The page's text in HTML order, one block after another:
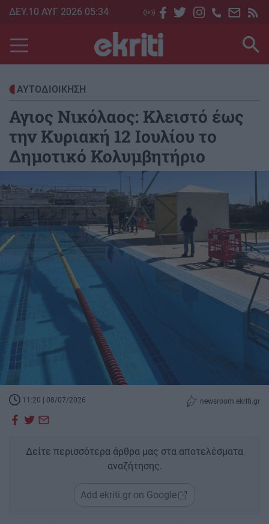
Skip
main
content
ΔΕΥ.10 ΑΥΓ 2026 05:34
ΑΥΤΟΔΙΟΙΚΗΣΗ
Αγιος Νικόλαος: Κλειστό έως
την Κυριακή 12 Ιουλίου το
Δημοτικό Κολυμβητήριο
11:20 | 08/07/2026 newsroom ekriti.gr
Δείτε περισσότερα άρθρα μας στα αποτελέσματα
αναζήτησης.
Add ekriti.gr on Google